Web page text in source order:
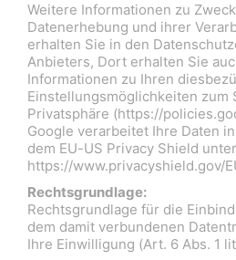
Weitere Informationen zu
Datenerhebung und ihrer
erhalten Sie in den
Anbieters, Dort erhalten Sie
Informationen zu Ihren
Einstellungsmöglichkeiten zum
Privatsphäre (https://
Google verarbeitet Ihre Daten
dem EU-US Privacy Shield
https://www.privacyshield.gov/
Rechtsgrundlage:
Rechtsgrundlage für die
dem damit verbundenen
Ihre Einwilligung (Art. 6 Abs. 1